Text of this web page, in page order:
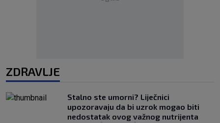
ZDRAVLJE
Stalno ste umorni? Liječnici
upozoravaju da bi uzrok mogao biti
nedostatak ovog važnog nutrijenta